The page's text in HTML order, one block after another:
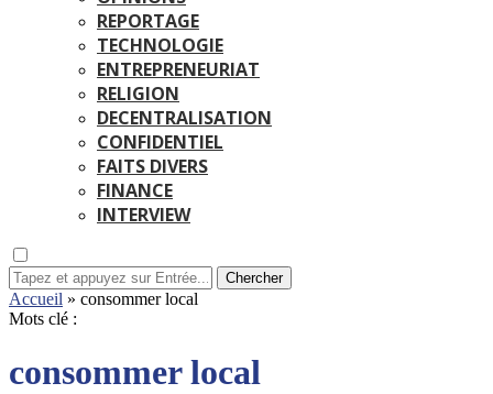
REPORTAGE
TECHNOLOGIE
ENTREPRENEURIAT
RELIGION
DECENTRALISATION
CONFIDENTIEL
FAITS DIVERS
FINANCE
INTERVIEW
Chercher
Accueil » consommer local
Mots clé :
consommer local